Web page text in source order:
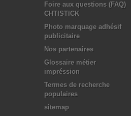
Foire aux questions (FAQ)
CHTISTICK
Photo marquage adhésif
publicitaire
Nos partenaires
Glossaire métier
impréssion
Termes de recherche
populaires
sitemap